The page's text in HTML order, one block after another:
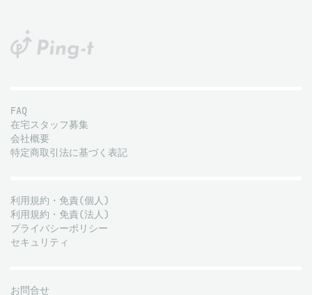
FAQ
在宅スタッフ募集
会社概要
特定商取引法に基づく表記
利用規約・免責(個人)
利用規約・免責(法人)
プライバシーポリシー
セキュリティ
お問合せ